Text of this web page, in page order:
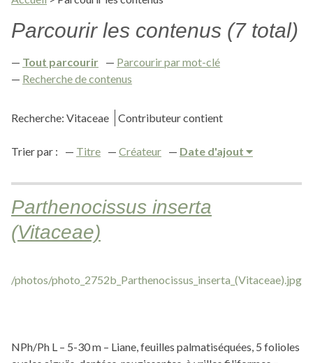
Parcourir les contenus (7 total)
Tout parcourir
Parcourir par mot-clé
Recherche de contenus
Recherche: Vitaceae Contributeur contient
Trier par : Titre Créateur Date d'ajout
Parthenocissus inserta
(Vitaceae)
NPh/Ph L – 5-30 m – Liane, feuilles palmatiséquées, 5 folioles